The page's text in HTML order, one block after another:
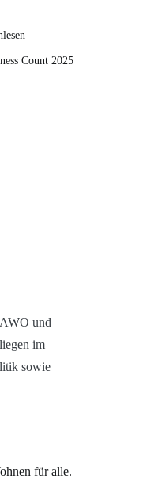
Count 2025
und
im
sowie
für alle.